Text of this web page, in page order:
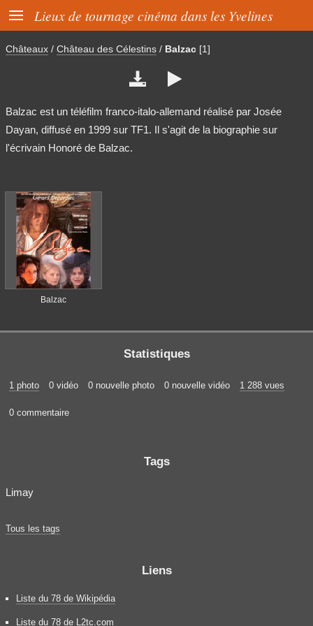
 Lieux de tournage cinéma dans les Yvelines
Châteaux / Château des Célestins / Balzac [1]
 
Balzac est un téléfilm franco-italo-allemand réalisé par Josée
Dayan, diffusé en 1999 sur TF1. Il s'agit de la biographie sur
l'écrivain Honoré de Balzac.
Balzac
Statistiques
1 photo 0 vidéo 0 nouvelle photo 0 nouvelle vidéo 1 288 vues
0 commentaire
Tags
Limay
Tous les tags
Liens
Liste du 78 de Wikipédia
Liste du 78 de L2tc.com